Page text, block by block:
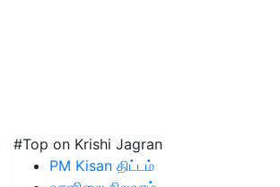
#Top on Krishi Jagran
PM Kisan திட்டம்